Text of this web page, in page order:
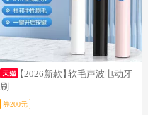
【2026新款】软毛声波电动牙
刷
券200元